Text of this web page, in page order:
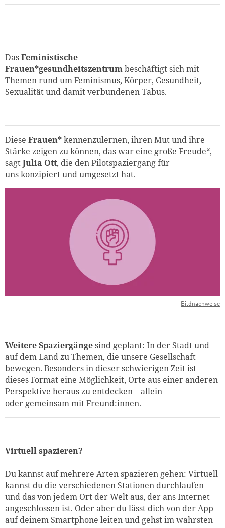
DasFeministische
Frauen*gesundheitszentrumbeschäftigt sich mit
Themen rund um Feminismus, Körper, Gesundheit,
Sexualität und damit verbundenen Tabus.
Diese Frauen*kennenzulernen, ihren Mut und ihre
Stärke zeigen zu können, das war eine große Freude“,
sagtJulia Ott, die den Pilotspaziergang für
uns konzipiert und umgesetzt hat.
Bildnachweise
Weitere Spaziergängesind geplant: In der Stadt und
auf dem Land zu Themen, die unsere Gesellschaft
bewegen. Besonders in dieser schwierigen Zeit ist
dieses Format eine Möglichkeit, Orte aus einer anderen
Perspektive heraus zu entdecken – allein
oder gemeinsam mit Freund:innen.
Virtuell spazieren?
Du kannst auf mehrere Arten spazieren gehen: Virtuell
kannst du die verschiedenen Stationen durchlaufen –
und das von jedem Ort der Welt aus, der ans Internet
angeschlossen ist. Oder aber du lässt dich von der App
auf deinem Smartphone leiten und gehst im wahrsten